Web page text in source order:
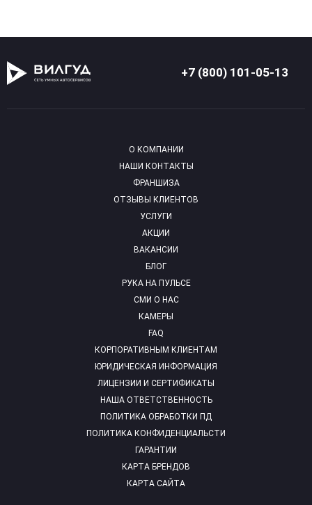
+7 (800) 101-05-13
О КОМПАНИИ
НАШИ КОНТАКТЫ
ФРАНШИЗА
ОТЗЫВЫ КЛИЕНТОВ
УСЛУГИ
АКЦИИ
ВАКАНСИИ
БЛОГ
РУКА НА ПУЛЬСЕ
СМИ О НАС
КАМЕРЫ
FAQ
КОРПОРАТИВНЫМ КЛИЕНТАМ
ЮРИДИЧЕСКАЯ ИНФОРМАЦИЯ
ЛИЦЕНЗИИ И СЕРТИФИКАТЫ
НАША ОТВЕТСТВЕННОСТЬ
ПОЛИТИКА ОБРАБОТКИ ПД
ПОЛИТИКА КОНФИДЕНЦИАЛЬСТИ
ГАРАНТИИ
КАРТА БРЕНДОВ
КАРТА САЙТА